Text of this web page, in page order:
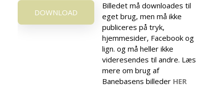
DOWNLOAD
Billedet må downloades til
eget brug, men må ikke
publiceres på tryk,
hjemmesider, Facebook og
lign. og må heller ikke
videresendes til andre. Læs
mere om brug af
Banebasens billeder HER